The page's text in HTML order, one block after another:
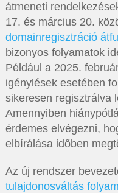
átmeneti
17. és március 20.
domainregisztráció
bizonyos folyamatok
Például a 2025.
igénylések esetében
sikeresen regisztrálva
Amennyiben
érdemes elvégezni,
elbírálása időben
Az új rendszer
tulajdonosváltás